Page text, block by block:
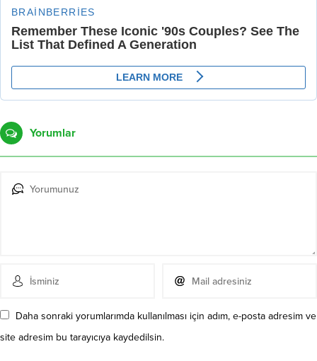
Yorumlar
Daha sonraki yorumlarımda kullanılması için adım, e-posta adresim ve
site adresim bu tarayıcıya kaydedilsin.